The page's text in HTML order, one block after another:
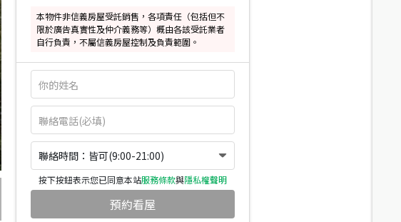
本物件非信義房屋受託銷售，各項責任（包括但不
限於廣告真實性及仲介義務等）概由各該受託業者
自行負責，不屬信義房屋控制及負責範圍。
聯絡時間：皆可(9:00-21:00)
按下按鈕表示您已同意本站服務條款與隱私權聲明
預約看屋